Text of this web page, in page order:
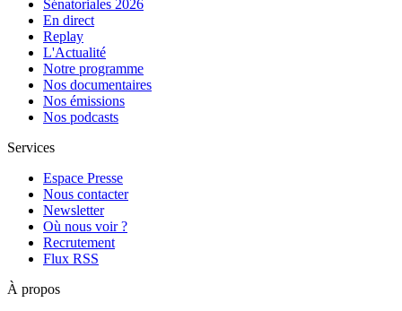
Sénatoriales 2026
En direct
Replay
L'Actualité
Notre programme
Nos documentaires
Nos émissions
Nos podcasts
Services
Espace Presse
Nous contacter
Newsletter
Où nous voir ?
Recrutement
Flux RSS
À propos